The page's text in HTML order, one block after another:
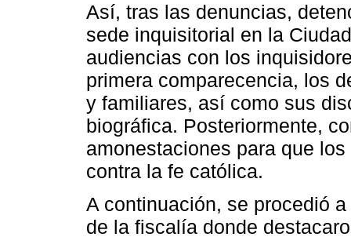
Así, tras las denuncias,
sede inquisitorial en la
audiencias con los
primera comparecencia, los
y familiares, así como sus
biográfica. Posteriormente,
amonestaciones para que
contra la fe católica.
A continuación, se procedió
de la fiscalía donde